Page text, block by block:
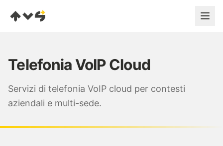
SERVIZI
Infrastrutture Server
Networking
Connettività
Telefonia VoIP Cloud
Servizi di telefonia VoIP cloud per contesti
aziendali e multi-sede.